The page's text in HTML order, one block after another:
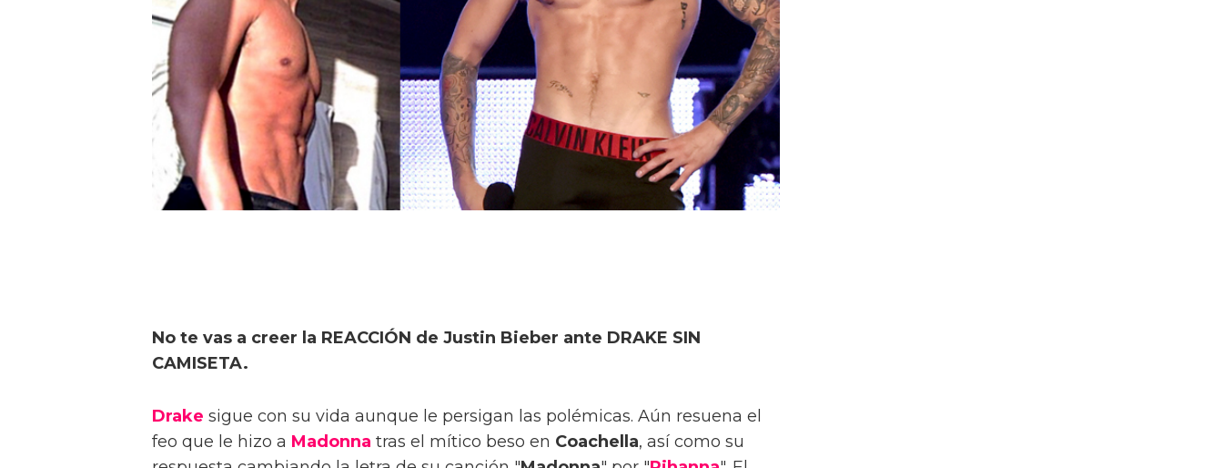
No te vas a creer la REACCIÓN de Justin Bieber ante DRAKE SIN
CAMISETA.
Drake sigue con su vida aunque le persigan las polémicas. Aún resuena el
feo que le hizo a Madonna tras el mítico beso en Coachella, así como su